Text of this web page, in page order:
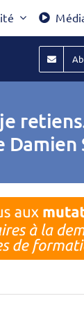
Damien